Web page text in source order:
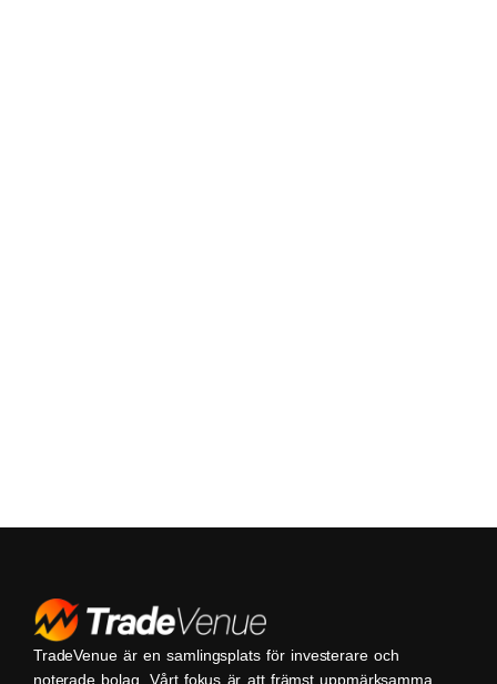
TradeVenue är en samlingsplats för investerare och
noterade bolag. Vårt fokus är att främst uppmärksamma